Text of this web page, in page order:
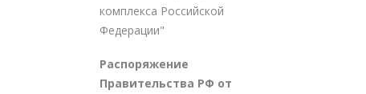
комплекса Российской
Федерации"
Распоряжение
Правительства РФ от